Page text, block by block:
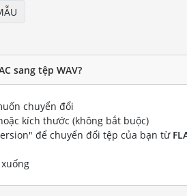
sang tệp WAV?
chuyển đổi
kích thước (không bắt buộc)
để chuyển đổi tệp của bạn từ